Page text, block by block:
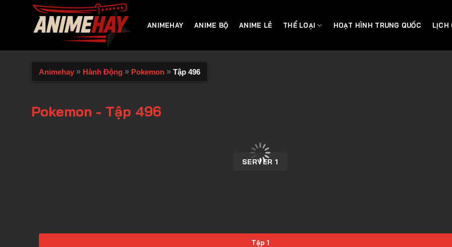
ANIMEHAY ANIME BỘ ANIME LẺ THỂ LOẠI HOẠT HÌNH TRUNG QUỐC LỊCH
Animehay » Hành Động » Pokemon » Tập 496
Pokemon - Tập 496
SERVER 1
Tập 1